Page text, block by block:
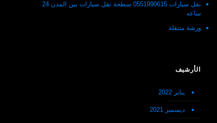
نقل سيارات 0551990615 سطحة نقل سيارات بين المدن 24
ساعه
ورشة متنقلة
الأرشيف
يناير 2022
ديسمبر 2021